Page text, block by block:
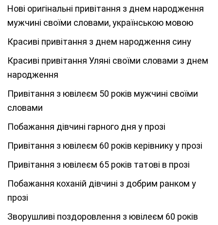
Нові оригінальні привітання з днем народження
мужчині своїми словами, українською мовою
Красиві привітання з днем народження сину
Красиві привітання Уляні своїми словами з днем
народження
Привітання з ювілеєм 50 років мужчині своїми
словами
Побажання дівчині гарного дня у прозі
Привітання з ювілеєм 60 років керівнику у прозі
Привітання з ювілеєм 65 років татові в прозі
Побажання коханій дівчині з добрим ранком у
прозі
Зворушливі поздоровлення з ювілеєм 60 років